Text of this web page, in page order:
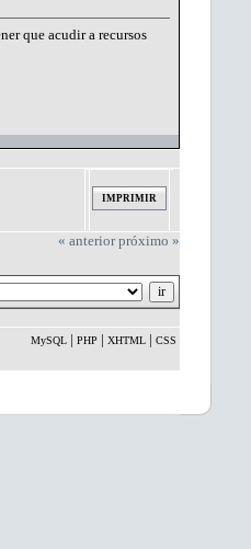
que acudir a recursos
IMPRIMIR
« anterior próximo »
MySQL | PHP | XHTML | CSS